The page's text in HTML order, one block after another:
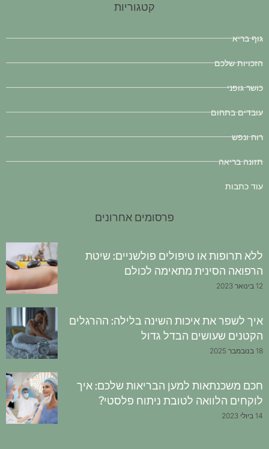
קטגוריות
גוף בריא
הזכויות שלכם
כושר גופני
עובדים בתחום
רוח ונפש
תזונה בריאה
עוד כתבות
פרסומים אחרונים
ללא תרופות או טיפולים פולשניים: שיטת
הרפואה הסינית מתאימה לכולם
12 בינואר 2023
איך לשפר את איכות השינה בלילה: ההרגלים
הקטנים שעושים הבדל גדול
18 בנובמבר 2025
חכם משכנתאות למען הבריאות שלכם: איך
לוקחים הלוואה לטובת ניתוח פלסטי?
14 ביולי 2023